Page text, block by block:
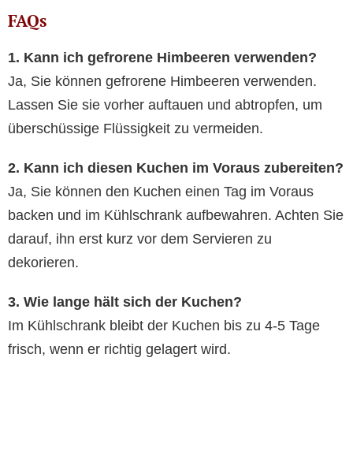
FAQs
1. Kann ich gefrorene Himbeeren verwenden?
Ja, Sie können gefrorene Himbeeren verwenden.
Lassen Sie sie vorher auftauen und abtropfen, um
überschüssige Flüssigkeit zu vermeiden.
2. Kann ich diesen Kuchen im Voraus zubereiten?
Ja, Sie können den Kuchen einen Tag im Voraus
backen und im Kühlschrank aufbewahren. Achten Sie
darauf, ihn erst kurz vor dem Servieren zu
dekorieren.
3. Wie lange hält sich der Kuchen?
Im Kühlschrank bleibt der Kuchen bis zu 4-5 Tage
frisch, wenn er richtig gelagert wird.